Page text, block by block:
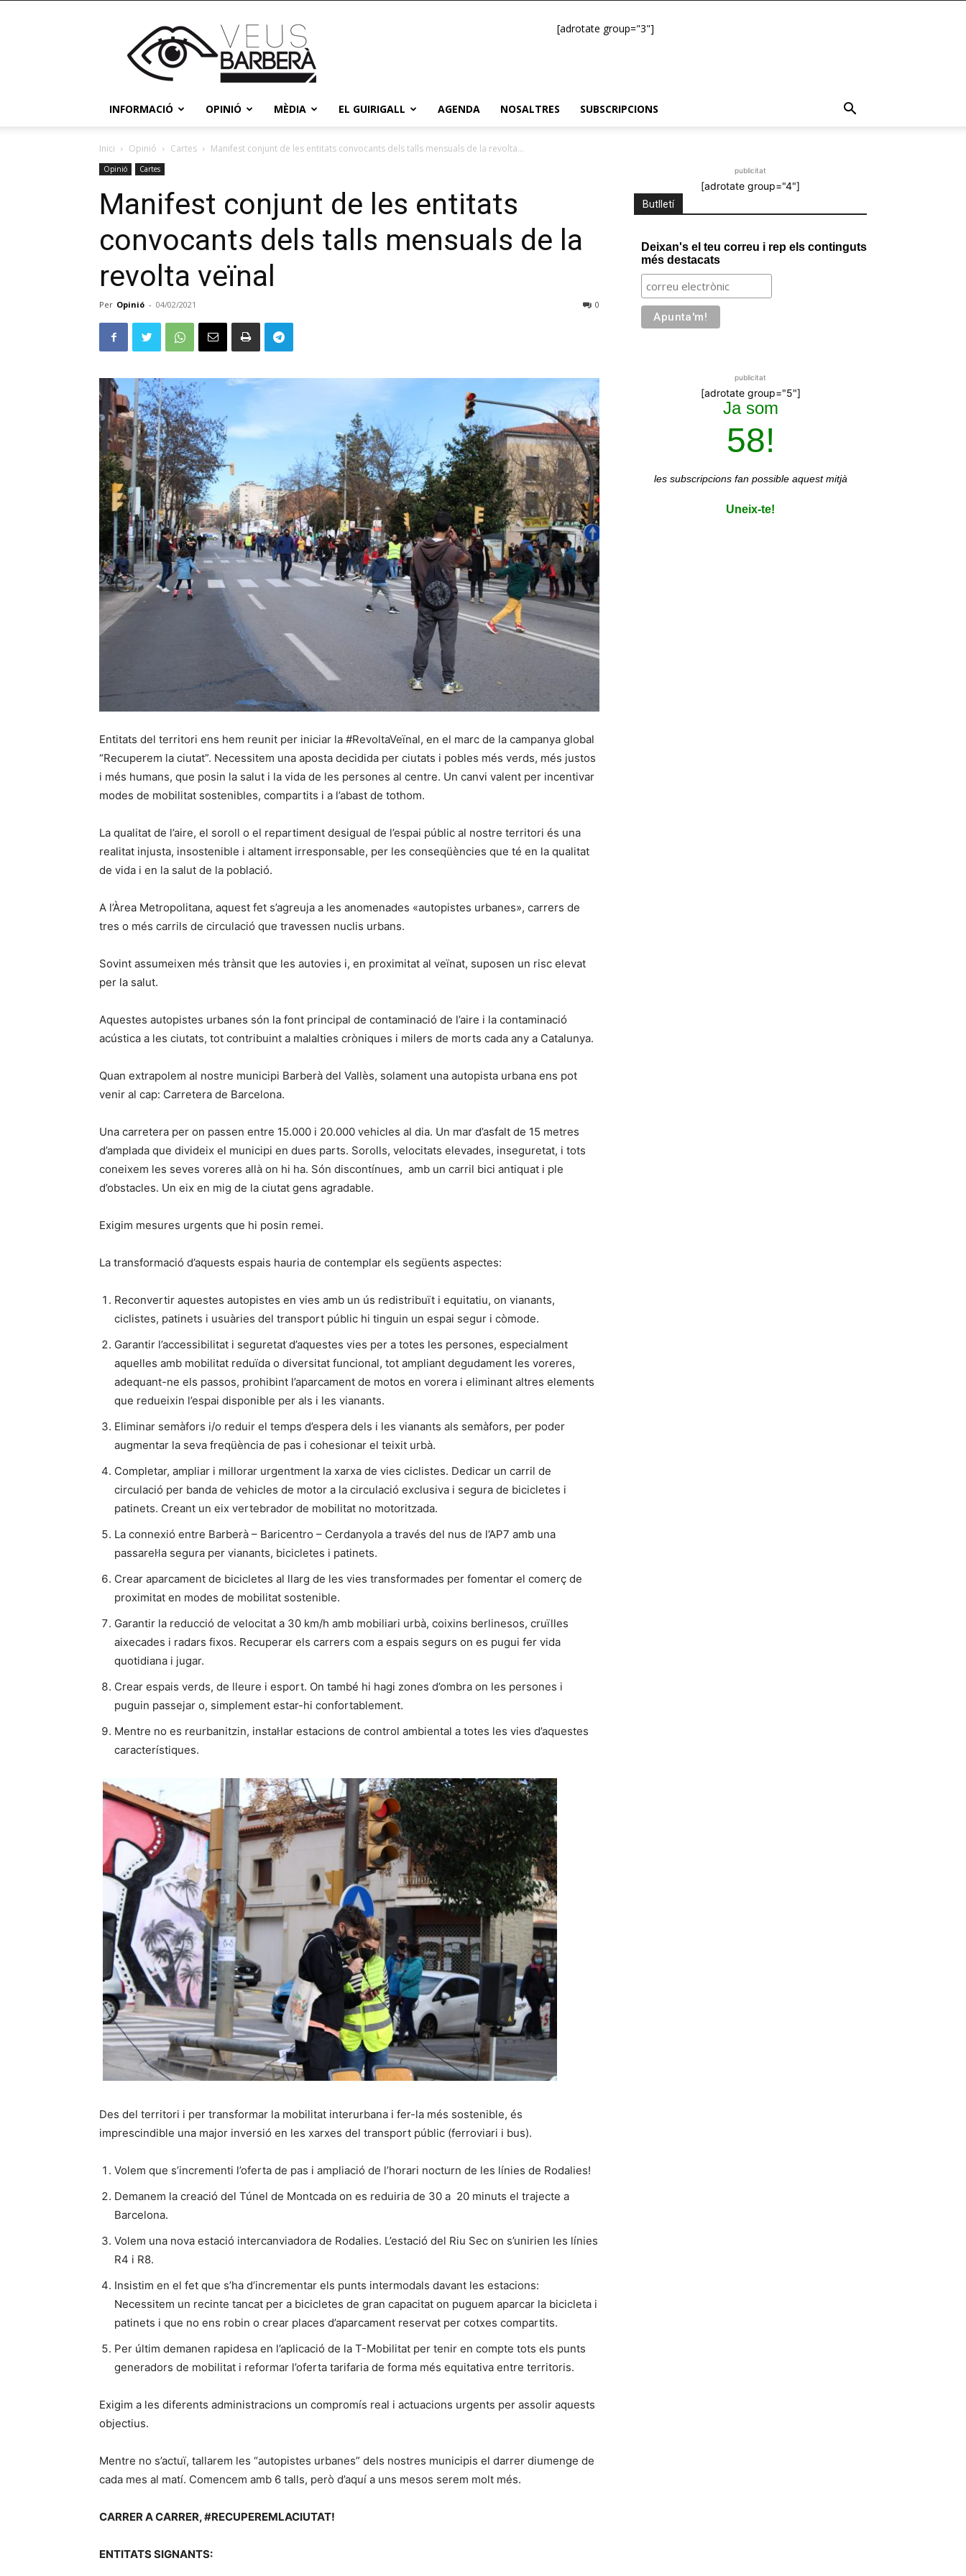
Veus
Barberà
[adrotate group="3"]
INFORMACIÓ OPINIÓ MÈDIA EL GUIRIGALL AGENDA NOSALTRES SUBSCRIPCIONS
Inici Opinió Cartes Manifest conjunt de les entitats convocants dels talls mensuals de la revolta...
Opinió Cartes
Manifest conjunt de les entitats
convocants dels talls mensuals de la
revolta veïnal
Per Opinió - 04/02/2021 0
Entitats del territori ens hem reunit per iniciar la #RevoltaVeïnal, en el marc de la campanya global
“Recuperem la ciutat”. Necessitem una aposta decidida per ciutats i pobles més verds, més justos
i més humans, que posin la salut i la vida de les persones al centre. Un canvi valent per incentivar
modes de mobilitat sostenibles, compartits i a l’abast de tothom.
La qualitat de l’aire, el soroll o el repartiment desigual de l’espai públic al nostre territori és una
realitat injusta, insostenible i altament irresponsable, per les conseqüències que té en la qualitat
de vida i en la salut de la població.
A l’Àrea Metropolitana, aquest fet s’agreuja a les anomenades «autopistes urbanes», carrers de
tres o més carrils de circulació que travessen nuclis urbans.
Sovint assumeixen més trànsit que les autovies i, en proximitat al veïnat, suposen un risc elevat
per la salut.
Aquestes autopistes urbanes són la font principal de contaminació de l’aire i la contaminació
acústica a les ciutats, tot contribuint a malalties cròniques i milers de morts cada any a Catalunya.
Quan extrapolem al nostre municipi Barberà del Vallès, solament una autopista urbana ens pot
venir al cap: Carretera de Barcelona.
Una carretera per on passen entre 15.000 i 20.000 vehicles al dia. Un mar d’asfalt de 15 metres
d’amplada que divideix el municipi en dues parts. Sorolls, velocitats elevades, inseguretat, i tots
coneixem les seves voreres allà on hi ha. Són discontínues, amb un carril bici antiquat i ple
d’obstacles. Un eix en mig de la ciutat gens agradable.
Exigim mesures urgents que hi posin remei.
La transformació d’aquests espais hauria de contemplar els següents aspectes:
Reconvertir aquestes autopistes en vies amb un ús redistribuït i equitatiu, on vianants,
ciclistes, patinets i usuàries del transport públic hi tinguin un espai segur i còmode.
Garantir l’accessibilitat i seguretat d’aquestes vies per a totes les persones, especialment
aquelles amb mobilitat reduïda o diversitat funcional, tot ampliant degudament les voreres,
adequant-ne els passos, prohibint l’aparcament de motos en vorera i eliminant altres elements
que redueixin l’espai disponible per als i les vianants.
Eliminar semàfors i/o reduir el temps d’espera dels i les vianants als semàfors, per poder
augmentar la seva freqüència de pas i cohesionar el teixit urbà.
Completar, ampliar i millorar urgentment la xarxa de vies ciclistes. Dedicar un carril de
circulació per banda de vehicles de motor a la circulació exclusiva i segura de bicicletes i
patinets. Creant un eix vertebrador de mobilitat no motoritzada.
La connexió entre Barberà – Baricentro – Cerdanyola a través del nus de l’AP7 amb una
passarel·la segura per vianants, bicicletes i patinets.
Crear aparcament de bicicletes al llarg de les vies transformades per fomentar el comerç de
proximitat en modes de mobilitat sostenible.
Garantir la reducció de velocitat a 30 km/h amb mobiliari urbà, coixins berlinesos, cruïlles
aixecades i radars fixos. Recuperar els carrers com a espais segurs on es pugui fer vida
quotidiana i jugar.
Crear espais verds, de lleure i esport. On també hi hagi zones d’ombra on les persones i
puguin passejar o, simplement estar-hi confortablement.
Mentre no es reurbanitzin, instal·lar estacions de control ambiental a totes les vies d’aquestes
característiques.
Des del territori i per transformar la mobilitat interurbana i fer-la més sostenible, és
imprescindible una major inversió en les xarxes del transport públic (ferroviari i bus).
Volem que s’incrementi l’oferta de pas i ampliació de l’horari nocturn de les línies de Rodalies!
Demanem la creació del Túnel de Montcada on es reduiria de 30 a 20 minuts el trajecte a
Barcelona.
Volem una nova estació intercanviadora de Rodalies. L’estació del Riu Sec on s’unirien les línies
R4 i R8.
Insistim en el fet que s’ha d’incrementar els punts intermodals davant les estacions:
Necessitem un recinte tancat per a bicicletes de gran capacitat on puguem aparcar la bicicleta i
patinets i que no ens robin o crear places d’aparcament reservat per cotxes compartits.
Per últim demanen rapidesa en l’aplicació de la T-Mobilitat per tenir en compte tots els punts
generadors de mobilitat i reformar l’oferta tarifaria de forma més equitativa entre territoris.
Exigim a les diferents administracions un compromís real i actuacions urgents per assolir aquests
objectius.
Mentre no s’actuï, tallarem les “autopistes urbanes” dels nostres municipis el darrer diumenge de
cada mes al matí. Comencem amb 6 talls, però d’aquí a uns mesos serem molt més.
CARRER A CARRER, #RECUPEREMLACIUTAT!
ENTITATS SIGNANTS:
publicitat
[adrotate group="4"]
Butlletí
Deixan's el teu correu i rep els continguts
més destacats
publicitat
[adrotate group="5"]
Ja som
58!
les subscripcions fan possible aquest mitjà
Uneix-te!